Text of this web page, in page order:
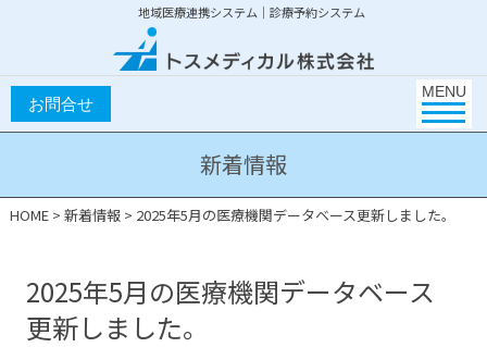
地域医療連携システム｜診療予約システム
Toggle
MENU
新着情報
HOME > 新着情報> 2025年5月の医療機関データベース更新しました。
2025年5月の医療機関データベース
更新しました。